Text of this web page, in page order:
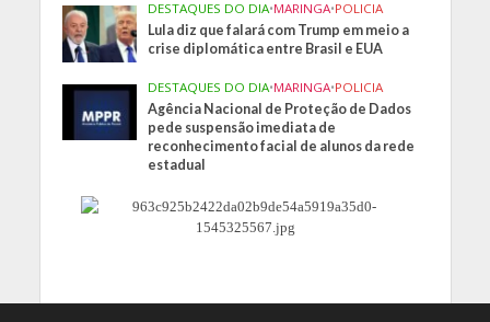
DESTAQUES DO DIA•MARINGA•POLICIA
Lula diz que falará com Trump em meio a
crise diplomática entre Brasil e EUA
DESTAQUES DO DIA•MARINGA•POLICIA
Agência Nacional de Proteção de Dados
pede suspensão imediata de
reconhecimento facial de alunos da rede
estadual